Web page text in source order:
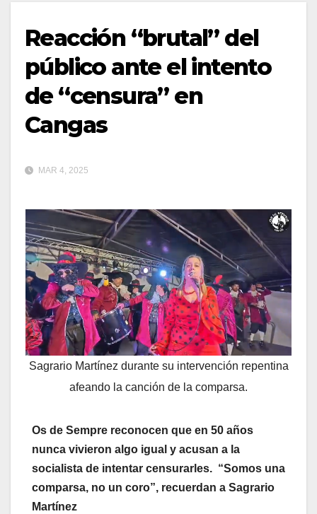
Reacción “brutal” del
público ante el intento
de “censura” en
Cangas
MAR 4, 2025
Sagrario Martínez durante su intervención repentina
afeando la canción de la comparsa.
Os de Sempre reconocen que en 50 años
nunca vivieron algo igual y acusan a la
socialista de intentar censurarles. “Somos una
comparsa, no un coro”, recuerdan a Sagrario
Martínez